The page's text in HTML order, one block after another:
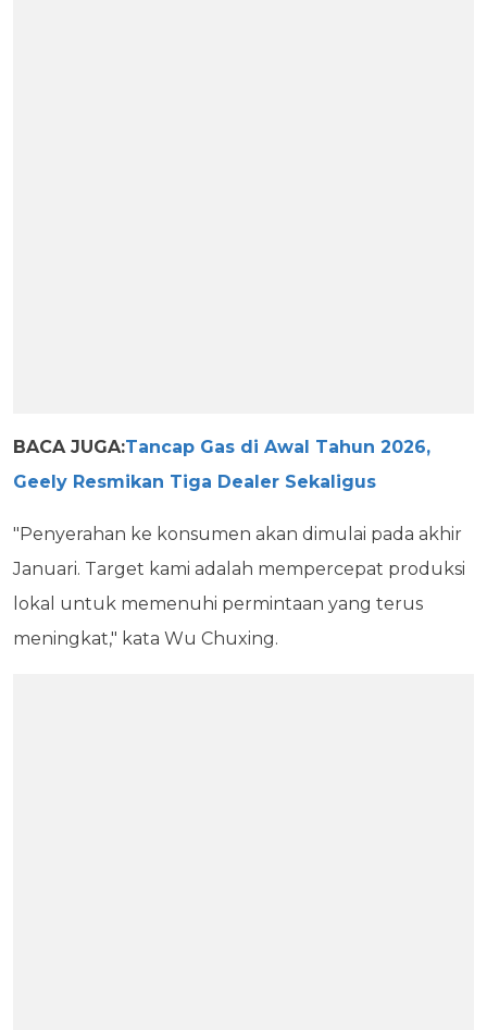
BACA JUGA:Tancap Gas di Awal Tahun 2026,
Geely Resmikan Tiga Dealer Sekaligus
"Penyerahan ke konsumen akan dimulai pada akhir
Januari. Target kami adalah mempercepat produksi
lokal untuk memenuhi permintaan yang terus
meningkat," kata Wu Chuxing.